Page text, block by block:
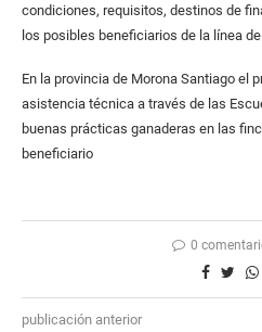
condiciones, requisitos, destinos de
los posibles beneficiarios de la línea
En la provincia de Morona Santiago el
asistencia técnica a través de las
buenas prácticas ganaderas en las
beneficiario
0
publicación anterior